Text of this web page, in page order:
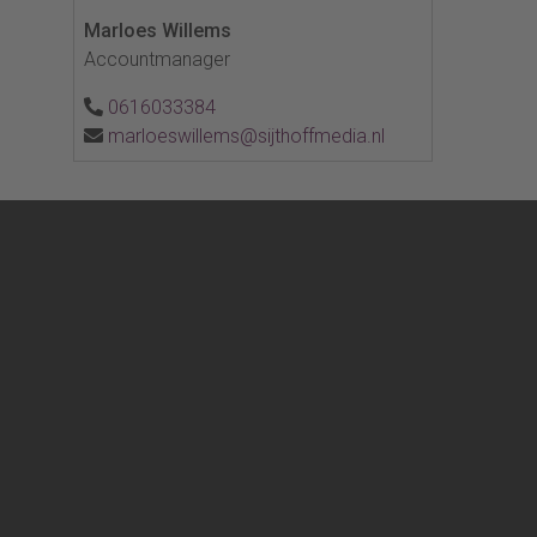
Marloes Willems
Accountmanager
0616033384
marloeswillems@sijthoffmedia.nl